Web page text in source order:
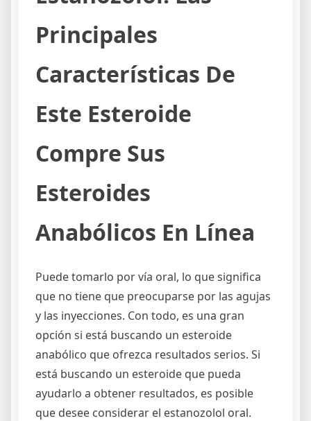
Principales
Características De
Este Esteroide
Compre Sus
Esteroides
Anabólicos En Línea
Puede tomarlo por vía oral, lo que significa
que no tiene que preocuparse por las agujas
y las inyecciones. Con todo, es una gran
opción si está buscando un esteroide
anabólico que ofrezca resultados serios. Si
está buscando un esteroide que pueda
ayudarlo a obtener resultados, es posible
que desee considerar el estanozolol oral.